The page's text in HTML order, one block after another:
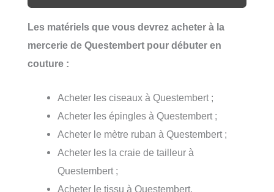
Les matériels que vous devrez acheter à la
mercerie de Questembert pour débuter en
couture :
Acheter les ciseaux à Questembert ;
Acheter les épingles à Questembert ;
Acheter le mètre ruban à Questembert ;
Acheter les la craie de tailleur à
Questembert ;
Acheter le tissu à Questembert.